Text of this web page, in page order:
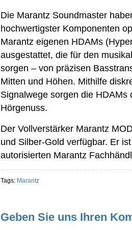
Die Marantz Soundmaster
hochwertigster Komponenten
Marantz eigenen HDAMs
ausgestattet, die für den
sorgen – von präzisen
Mitten und Höhen. Mithilfe
Signalwege sorgen die
Hörgenuss.
Der Vollverstärker Marantz
und Silber-Gold verfügbar. Er
autorisierten Marantz
Tags: Marantz
Geben Sie uns Ihren